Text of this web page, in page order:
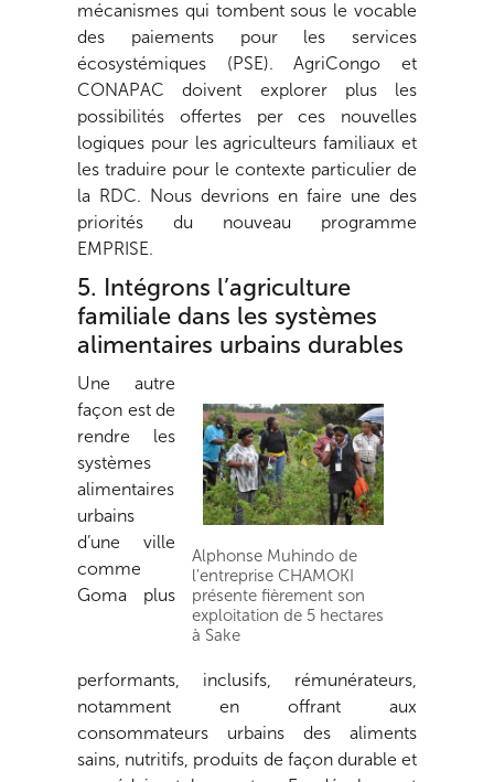
mécanismes qui tombent sous le vocable
des paiements pour les services
écosystémiques (PSE). AgriCongo et
CONAPAC doivent explorer plus les
possibilités offertes per ces nouvelles
logiques pour les agriculteurs familiaux et
les traduire pour le contexte particulier de
la RDC. Nous devrions en faire une des
priorités du nouveau programme
EMPRISE.
5. Intégrons l’agriculture
familiale dans les systèmes
alimentaires urbains durables
Alphonse Muhindo de
l'entreprise CHAMOKI
présente fièrement son
exploitation de 5 hectares
à Sake
Une autre
façon est de
rendre les
systèmes
alimentaires
urbains
d’une ville
comme
Goma plus
performants, inclusifs, rémunérateurs,
notamment en offrant aux
consommateurs urbains des aliments
sains, nutritifs, produits de façon durable et